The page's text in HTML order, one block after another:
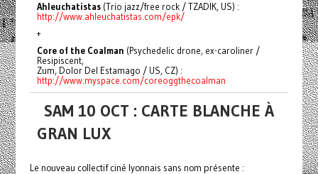
Ahleuchatistas(Trio jazz/free rock / TZADIK, US) :
http://www.ahleuchatistas.com/epk/
+
Core of the Coalman (Psychedelic drone, ex-caroliner /
Resipiscent,
Zum, Dolor Del Estamago / US, CZ) :
http://www.myspace.com/coreoggthecoalman
SAM 10 OCT : CARTE BLANCHE À
GRAN LUX
Le nouveau collectif ciné lyonnais sans nom présente :